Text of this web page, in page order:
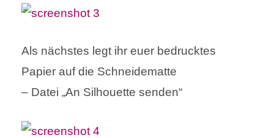
Als nächstes legt ihr euer bedrucktes
Papier auf die Schneidematte
– Datei „An Silhouette senden“